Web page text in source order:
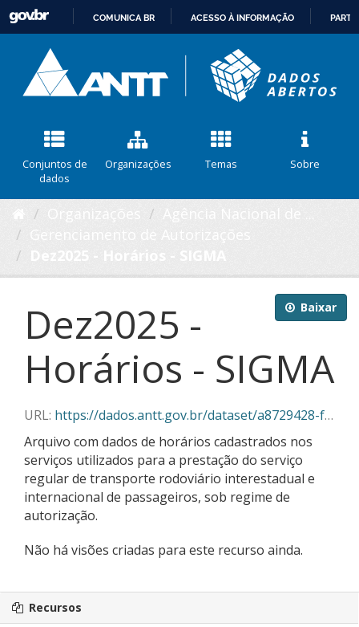
CONTEÚDO
COMUNICA BR ACESSO À INFORMAÇÃO
Conjuntos de
dados
Organizações Temas Sobre
Baixar
Dez2025 -
Horários - SIGMA
URL: https://dados.antt.gov.br/dataset/a8729428-f382-430c-abe5-6e5f85aa9a03/resource/a4cee6c4-28d9-4213-a873-85f6f26a7eb7/download/12-2025_horarios_sigma.csv
Arquivo com dados de horários cadastrados nos
serviços utilizados para a prestação do serviço
regular de transporte rodoviário interestadual e
internacional de passageiros, sob regime de
autorização.
Não há visões criadas para este recurso ainda.
Recursos